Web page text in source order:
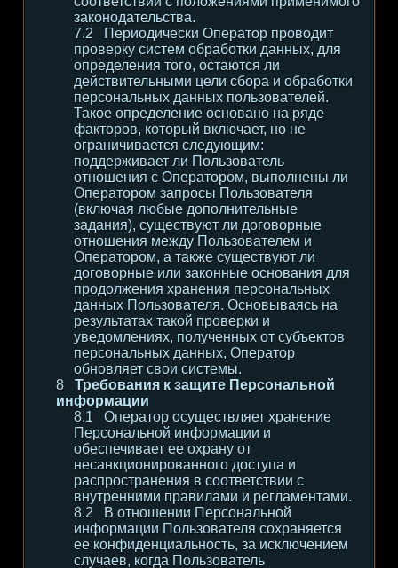
законодательства.
Периодически Оператор проводит
проверку систем обработки данных, для
определения того, остаются ли
действительными цели сбора и обработки
персональных данных пользователей.
Такое определение основано на ряде
факторов, который включает, но не
ограничивается следующим:
поддерживает ли Пользователь
отношения с Оператором, выполнены ли
Оператором запросы Пользователя
(включая любые дополнительные
задания), существуют ли договорные
отношения между Пользователем и
Оператором, а также существуют ли
договорные или законные основания для
продолжения хранения персональных
данных Пользователя. Основываясь на
результатах такой проверки и
уведомлениях, полученных от субъектов
персональных данных, Оператор
обновляет свои системы.
Требования к защите Персональной
информации
Оператор осуществляет хранение
Персональной информации и
обеспечивает ее охрану от
несанкционированного доступа и
распространения в соответствии с
внутренними правилами и регламентами.
В отношении Персональной
информации Пользователя сохраняется
ее конфиденциальность, за исключением
случаев, когда Пользователь